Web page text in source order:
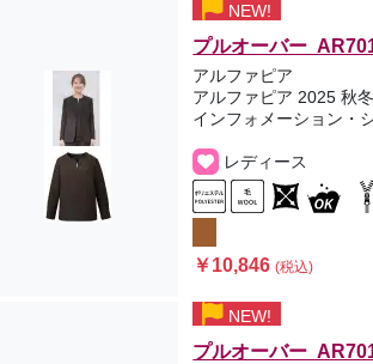
NEW!
プルオーバー
アルファピア
アルファピア 2025 秋冬
インフォメーション・
レディース
￥10,846(税込)
NEW!
プルオーバー